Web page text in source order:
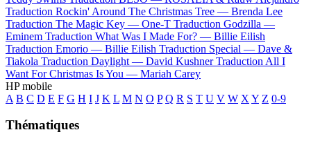
Traduction Rockin' Around The Christmas Tree — Brenda Lee
Traduction The Magic Key — One-T Traduction Godzilla —
Eminem Traduction What Was I Made For? — Billie Eilish
Traduction Emorio — Billie Eilish Traduction Special — Dave &
Tiakola Traduction Daylight — David Kushner Traduction All I
Want For Christmas Is You — Mariah Carey
HP mobile
A B C D E F G H I J K L M N O P Q R S T U V W X Y Z 0-9
Thématiques